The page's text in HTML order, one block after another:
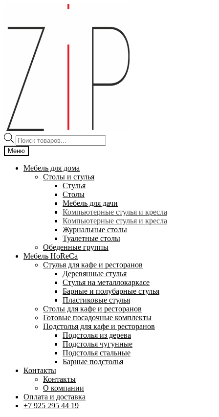
навигации
содержимому
Поиск
товаров
Меню
Мебель для дома
Столы и стулья
Стулья
Столы
Мебель для дачи
Компьютерные стулья и кресла
Компьютерные стулья и кресла
Журнальные столы
Туалетные столы
Обеденные группы
Мебель HoReCa
Стулья для кафе и ресторанов
Деревянные стулья
Стулья на металлокаркасе
Барные и полубарные стулья
Пластиковые стулья
Столы для кафе и ресторанов
Готовые посадочные комплекты
Подстолья для кафе и ресторанов
Подстолья из дерева
Подстолья чугунные
Подстолья стальные
Барные подстолья
Контакты
Контакты
О компании
Оплата и доставка
+7 925 295 44 19